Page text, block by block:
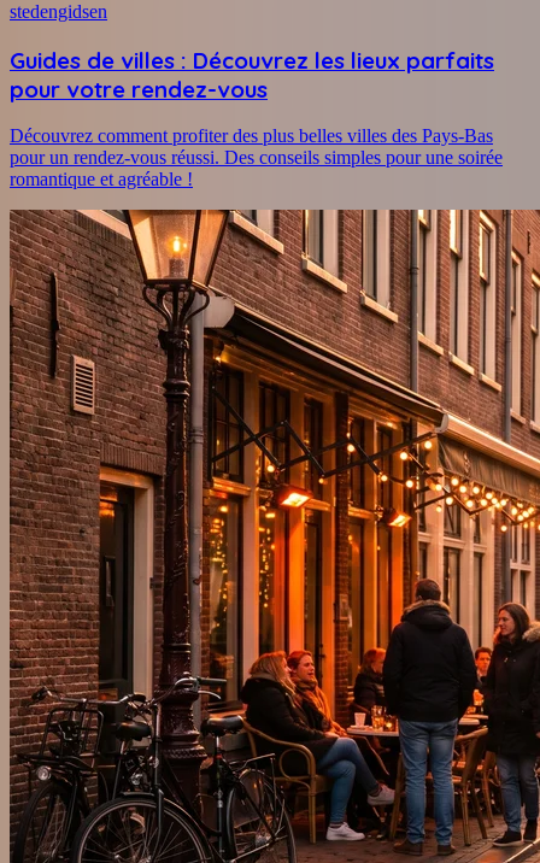
stedengidsen
Guides de villes : Découvrez les lieux parfaits
pour votre rendez-vous
Découvrez comment profiter des plus belles villes des Pays-Bas
pour un rendez-vous réussi. Des conseils simples pour une soirée
romantique et agréable !